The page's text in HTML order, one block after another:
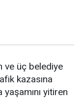
ve üç belediye
kazasına
yitiren